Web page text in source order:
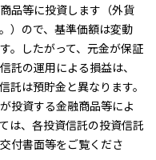
品等に投資します（外貨
）ので、基準価額は変動
。したがって、元金が保証
託の運用による損益は、
託は預貯金と異なります。
投資する金融商品等によ
は、各投資信託の投資信託
付書面等をご覧くださ